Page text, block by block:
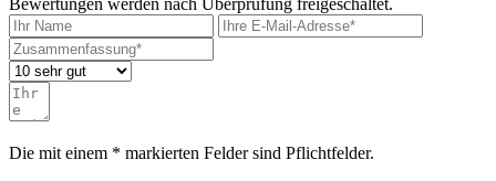
Die mit einem * markierten Felder sind Pflichtfelder.